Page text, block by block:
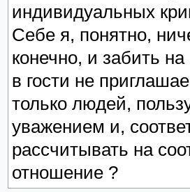
индивидуальных
Себе я, понятно,
конечно, и забить
в гости не
только людей,
уважением и,
рассчитывать на
отношение ?